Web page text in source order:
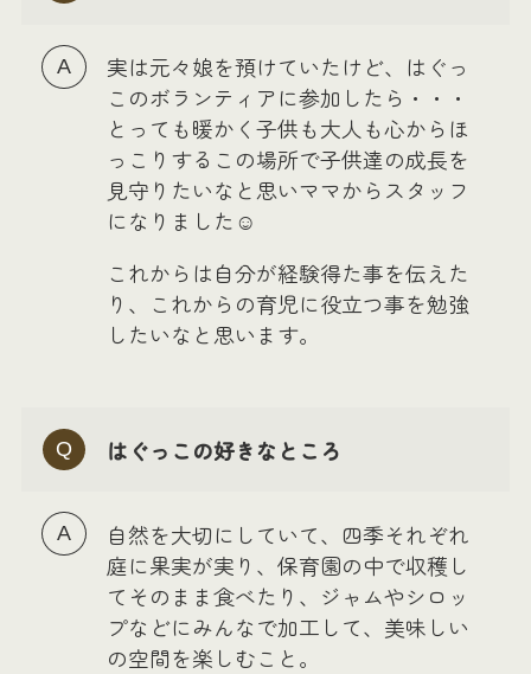
実は元々娘を預けていたけど、はぐっ
このボランティアに参加したら・・・
とっても暖かく子供も大人も心からほ
っこりするこの場所で子供達の成長を
見守りたいなと思いママからスタッフ
になりました☺️
これからは自分が経験得た事を伝えた
り、これからの育児に役立つ事を勉強
したいなと思います。
はぐっこの好きなところ
自然を大切にしていて、四季それぞれ
庭に果実が実り、保育園の中で収穫し
てそのまま食べたり、ジャムやシロッ
プなどにみんなで加工して、美味しい
の空間を楽しむこと。